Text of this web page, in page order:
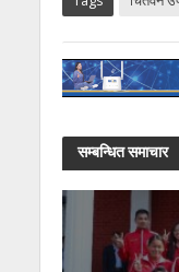
सम्बन्धित समाचार